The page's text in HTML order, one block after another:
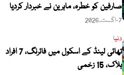
صارفین کو خطرہ، ماہرین نے خبردار کردیا
7-اگست،2026
دنیا
تھائی لینڈ کے اسکول میں فائرنگ، 7 افراد
ہلاک، 15 زخمی